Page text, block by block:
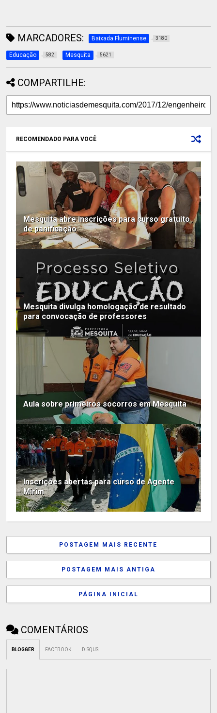
MARCADORES: Baixada Fluminense 3180
Educação 582 Mesquita 5621
COMPARTILHE:
RECOMENDADO PARA VOCÊ
Mesquita abre inscrições para curso gratuito
de panificação
Mesquita divulga homologação de resultado
para convocação de professores
Aula sobre primeiros socorros em Mesquita
Inscrições abertas para curso de Agente
Mirim
POSTAGEM MAIS RECENTE
POSTAGEM MAIS ANTIGA
PÁGINA INICIAL
COMENTÁRIOS
BLOGGER FACEBOOK DISQUS